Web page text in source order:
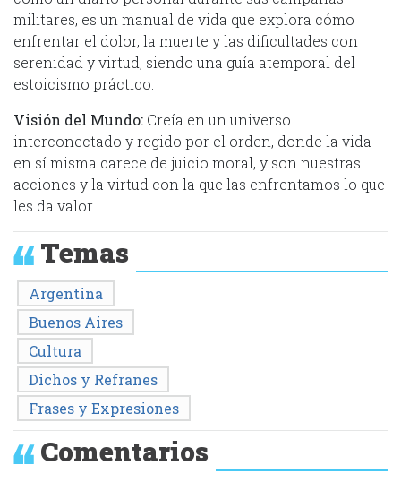
militares, es un manual de vida que explora cómo
enfrentar el dolor, la muerte y las dificultades con
serenidad y virtud, siendo una guía atemporal del
estoicismo práctico.
Visión del Mundo: Creía en un universo
interconectado y regido por el orden, donde la vida
en sí misma carece de juicio moral, y son nuestras
acciones y la virtud con la que las enfrentamos lo que
les da valor.
Temas
Argentina
Buenos Aires
Cultura
Dichos y Refranes
Frases y Expresiones
Comentarios